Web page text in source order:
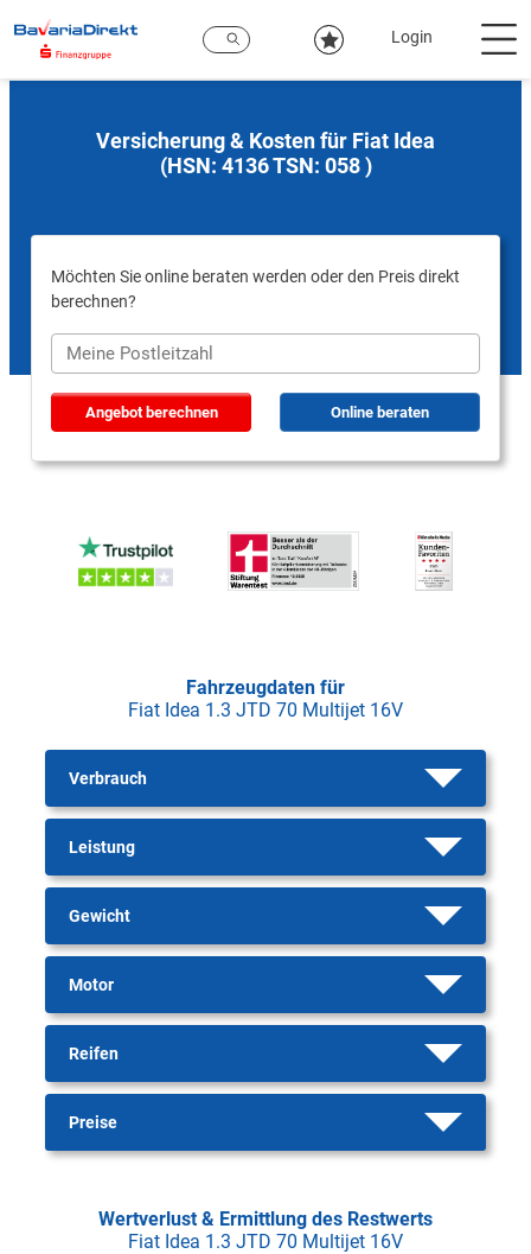
Hauptinhalt
Login
Versicherung & Kosten für Fiat Idea
(HSN: 4136 TSN: 058 )
Möchten Sie online beraten werden oder den Preis direkt
berechnen?
Angebot berechnen Online beraten
Fahrzeugdaten für
Fiat Idea 1.3 JTD 70 Multijet 16V
Verbrauch
Leistung
Gewicht
Motor
Reifen
Preise
Wertverlust & Ermittlung des Restwerts
Fiat Idea 1.3 JTD 70 Multijet 16V